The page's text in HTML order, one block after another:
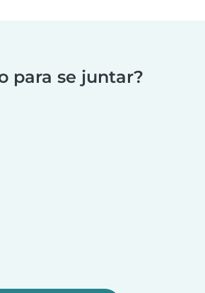
para se juntar?